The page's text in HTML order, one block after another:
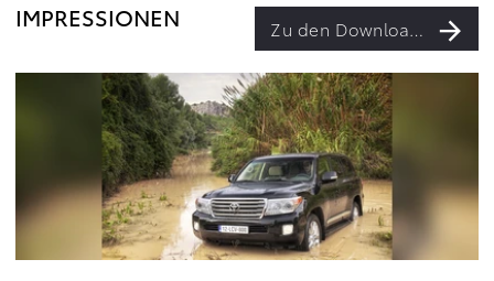
IMPRESSIONEN Zu den Downloads